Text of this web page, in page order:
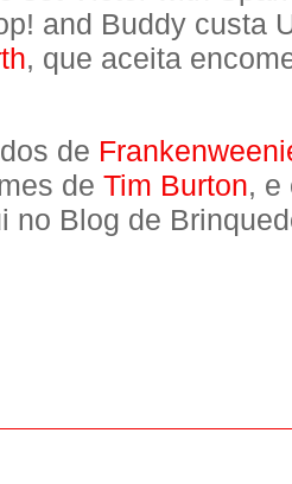
and Buddy custa
, que aceita
de
de Tim Burton, e
no Blog de